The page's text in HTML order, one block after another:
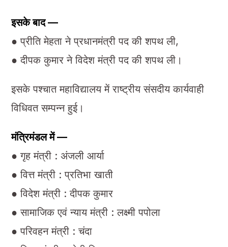
इसके बाद —
● प्रीति मेहता ने प्रधानमंत्री पद की शपथ ली,
● दीपक कुमार ने विदेश मंत्री पद की शपथ ली।
इसके पश्चात महाविद्यालय में राष्ट्रीय संसदीय कार्यवाही
विधिवत सम्पन्न हुई।
मंत्रिमंडल में —
● गृह मंत्री : अंजली आर्या
● वित्त मंत्री : प्रतिभा खाती
● विदेश मंत्री : दीपक कुमार
● सामाजिक एवं न्याय मंत्री : लक्ष्मी पपोला
● परिवहन मंत्री : चंदा